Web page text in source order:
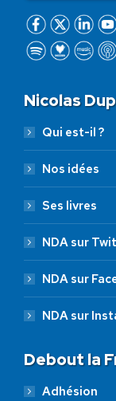
Nicolas
Qui est-il ?
Nos idées
Ses livres
NDA sur
NDA sur
NDA sur
Debout la
Adhésion